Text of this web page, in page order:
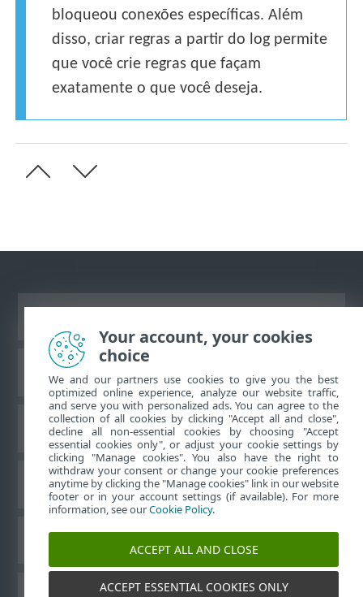
bloqueou conexões específicas. Além
disso, criar regras a partir do log permite
que você crie regras que façam
exatamente o que você deseja.
Base de conhecimento da ESET
Fórum ESET
Suporte regional
Your account, your cookies
choice
We and our partners use cookies to give you the best
optimized online experience, analyze our website traffic,
and serve you with personalized ads. You can agree to the
collection of all cookies by clicking "Accept all and close",
decline all non-essential cookies by choosing "Accept
essential cookies only", or adjust your cookie settings by
clicking "Manage cookies". You also have the right to
withdraw your consent or change your cookie preferences
anytime by clicking the "Manage cookies" link in our website
footer or in your account settings (if available). For more
information, see ourCookie Policy.
ACCEPT ALL AND CLOSE
ACCEPT ESSENTIAL COOKIES ONLY